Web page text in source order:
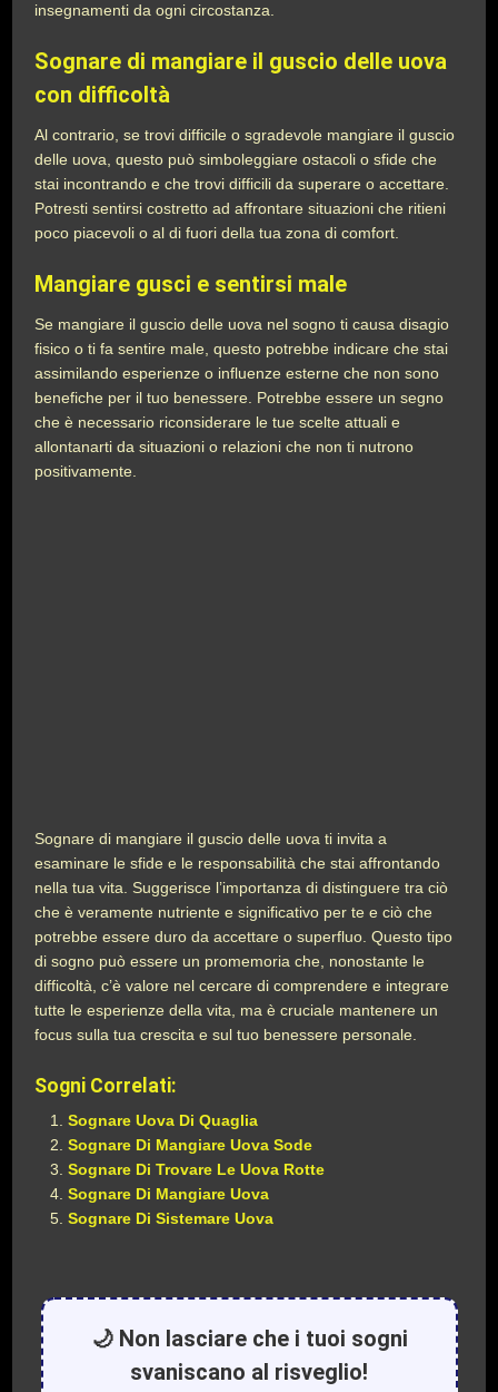
insegnamenti da ogni circostanza.
Sognare di mangiare il guscio delle uova
con difficoltà
Al contrario, se trovi difficile o sgradevole mangiare il guscio
delle uova, questo può simboleggiare ostacoli o sfide che
stai incontrando e che trovi difficili da superare o accettare.
Potresti sentirsi costretto ad affrontare situazioni che ritieni
poco piacevoli o al di fuori della tua zona di comfort.
Mangiare gusci e sentirsi male
Se mangiare il guscio delle uova nel sogno ti causa disagio
fisico o ti fa sentire male, questo potrebbe indicare che stai
assimilando esperienze o influenze esterne che non sono
benefiche per il tuo benessere. Potrebbe essere un segno
che è necessario riconsiderare le tue scelte attuali e
allontanarti da situazioni o relazioni che non ti nutrono
positivamente.
Sognare di mangiare il guscio delle uova ti invita a
esaminare le sfide e le responsabilità che stai affrontando
nella tua vita. Suggerisce l’importanza di distinguere tra ciò
che è veramente nutriente e significativo per te e ciò che
potrebbe essere duro da accettare o superfluo. Questo tipo
di sogno può essere un promemoria che, nonostante le
difficoltà, c’è valore nel cercare di comprendere e integrare
tutte le esperienze della vita, ma è cruciale mantenere un
focus sulla tua crescita e sul tuo benessere personale.
Sogni Correlati:
Sognare Uova Di Quaglia
Sognare Di Mangiare Uova Sode
Sognare Di Trovare Le Uova Rotte
Sognare Di Mangiare Uova
Sognare Di Sistemare Uova
🌙 Non lasciare che i tuoi sogni
svaniscano al risveglio!